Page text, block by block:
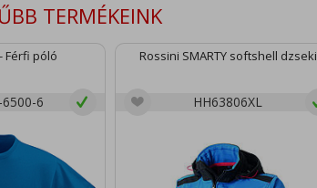
TERMÉKEINK
Férfi póló
6
Rossini SMARTY softshell dzseki
HH63806XL